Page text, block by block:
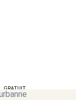
GRATUIT